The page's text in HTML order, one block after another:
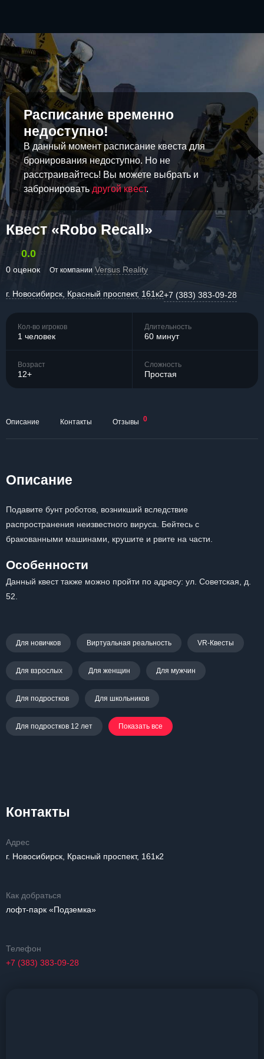
Расписание временно
недоступно!
В данный момент расписание квеста для
бронирования недоступно. Но не
расстраивайтесь! Вы можете выбрать и
забронировать другой квест.
Квест «Robo Recall»
0.0
0 оценок От компании Versus Reality
г. Новосибирск, Красный проспект, 161к2+7 (383) 383-09-28
Кол-во игроков
1 человек
Длительность
60 минут
Возраст
12+
Сложность
Простая
Описание Контакты Отзывы 0
Описание
Подавите бунт роботов, возникший вследствие
распространения неизвестного вируса. Бейтесь с
бракованными машинами, крушите и рвите на части.
Особенности
Данный квест также можно пройти по адресу: ул. Советская, д.
52.
Для новичков Виртуальная реальность VR-Квесты
Для взрослых Для женщин Для мужчин
Для подростков Для школьников
Для подростков 12 лет Показать все
Контакты
Адрес
г. Новосибирск, Красный проспект, 161к2
Как добраться
лофт-парк «Подземка»
Телефон
+7 (383) 383-09-28